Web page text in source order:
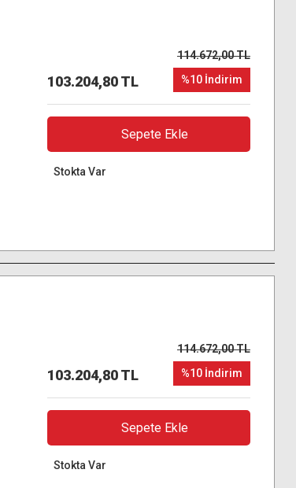
103.204,80 TL
114.672,00 TL
%10 İndirim
Sepete Ekle
Stokta Var
103.204,80 TL
114.672,00 TL
%10 İndirim
Sepete Ekle
Stokta Var